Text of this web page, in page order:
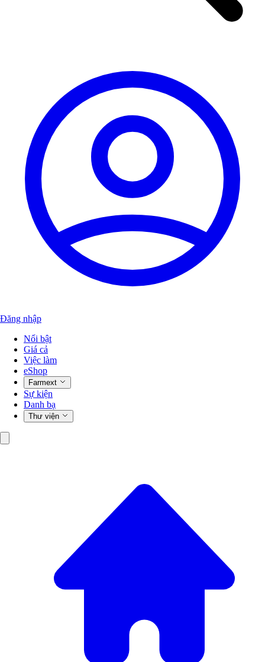
Đăng nhập
Nổi bật
Giá cả
Việc làm
eShop
Farmext
Sự kiện
Danh bạ
Thư viện